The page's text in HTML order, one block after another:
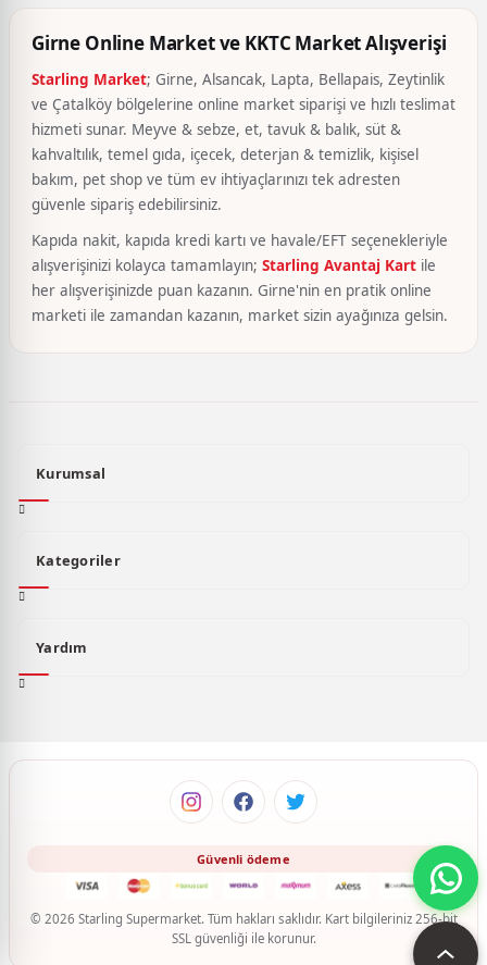
Girne Online Market ve KKTC Market Alışverişi
Starling Market; Girne, Alsancak, Lapta, Bellapais, Zeytinlik
ve Çatalköy bölgelerine online market siparişi ve hızlı teslimat
hizmeti sunar. Meyve & sebze, et, tavuk & balık, süt &
kahvaltılık, temel gıda, içecek, deterjan & temizlik, kişisel
bakım, pet shop ve tüm ev ihtiyaçlarınızı tek adresten
güvenle sipariş edebilirsiniz.
Kapıda nakit, kapıda kredi kartı ve havale/EFT seçenekleriyle
alışverişinizi kolayca tamamlayın; Starling Avantaj Kart ile
her alışverişinizde puan kazanın. Girne'nin en pratik online
marketi ile zamandan kazanın, market sizin ayağınıza gelsin.
Kurumsal
Kategoriler
Yardım
© 2026 Starling Supermarket. Tüm hakları saklıdır. Kart bilgileriniz 256-bit
SSL güvenliği ile korunur.